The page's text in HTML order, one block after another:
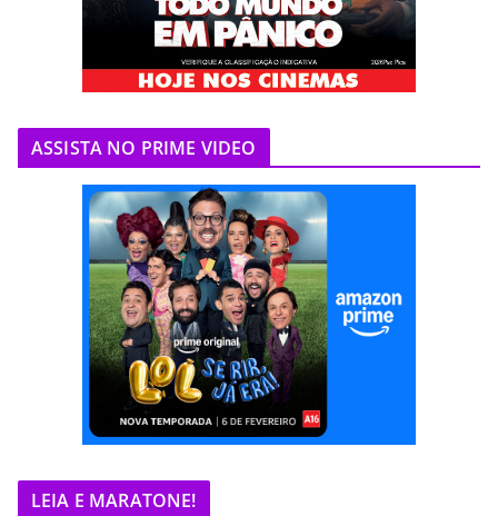
ASSISTA NO PRIME VIDEO
LEIA E MARATONE!